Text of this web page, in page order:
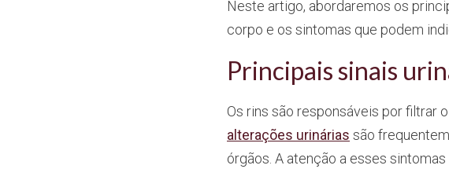
Neste artigo, abordaremos os
corpo e os sintomas que podem
Principais sinais
Os rins são responsáveis por filtrar
alterações urinárias são
órgãos. A atenção a esses